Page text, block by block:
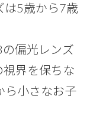
は5歳から7歳
偏光レンズ
視界を保ちな
ら小さなお子